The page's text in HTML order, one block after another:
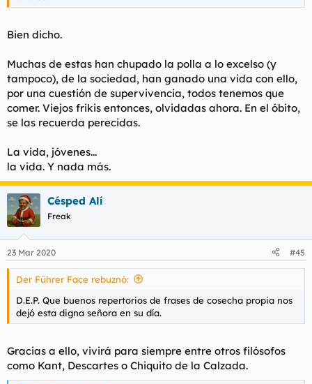
Bien dicho.
Muchas de estas han chupado la polla a lo excelso (y
tampoco), de la sociedad, han ganado una vida con ello,
por una cuestión de supervivencia, todos tenemos que
comer. Viejos frikis entonces, olvidadas ahora. En el óbito,
se las recuerda perecidas.
La vida, jóvenes...
la vida. Y nada más.
Césped Alí
Freak
23 Mar 2020 #45
Der Führer Face rebuznó:
D.E.P. Que buenos repertorios de frases de cosecha propia nos
dejó esta digna señora en su día.
Gracias a ello, vivirá para siempre entre otros filósofos
como Kant, Descartes o Chiquito de la Calzada.